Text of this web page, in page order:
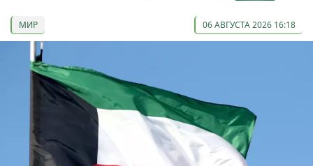
МИР 06 АВГУСТА 2026 16:18